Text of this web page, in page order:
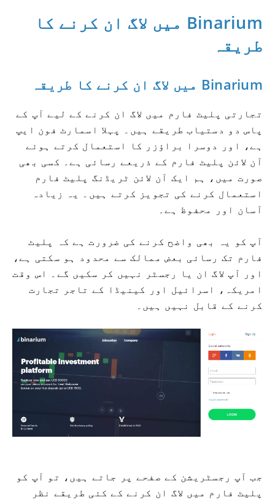
Binarium میں لاگ ان کرنے کا
طریقہ
Binarium میں لاگ ان کرنے کا طریقہ
تجارتی پلیٹ فارم میں لاگ ان کرنے کے لیے آپ کے
پاس دو دستیاب طریقے ہیں۔ پہلا اسمارٹ فون ایپ
ہے، اور دوسرا براؤزر کا استعمال کرتے ہوئے
آن لائن پلیٹ فارم کے ذریعے رسائی ہے۔ کسی بھی
صورت میں، ہم ایک آن لائن ٹریڈنگ پلیٹ فارم
استعمال کرنے کی تجویز کرتے ہیں۔ یہ زیادہ
آسان اور محفوظ ہے۔
آپ کو یہ بھی واضح کرنے کی ضرورت ہے کہ پلیٹ
فارم تک رسائی بعض ممالک سے محدود ہو سکتی ہے،
اور آپ لاگ ان یا رجسٹر نہیں کر سکیں گے۔ اس وقت
امریکہ، اسرائیل اور کینیڈا کے تاجر تجارت
کرنے کے قابل نہیں ہیں۔
جب آپ رجسٹریشن کے صفحے پر جاتے ہیں، تو آپ کو
پلیٹ فارم میں لاگ ان کرنے کے کئی طریقے نظر